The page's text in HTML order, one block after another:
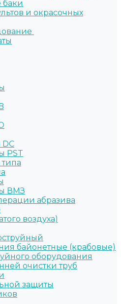
баки
и окрасочных
PST
ВМЗ
абразива
воздуха)
байонетные (крабовые)
оборудования
очистки труб
защиты